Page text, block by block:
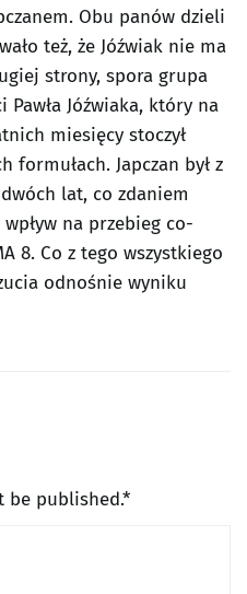
Obu panów dzieli
też, że Jóźwiak nie ma
strony, spora grupa
Jóźwiaka, który na
miesięcy stoczył
formułach. Japczan był z
lat, co zdaniem
na przebieg co-
8. Co z tego wszystkiego
odnośnie wyniku
be published.*